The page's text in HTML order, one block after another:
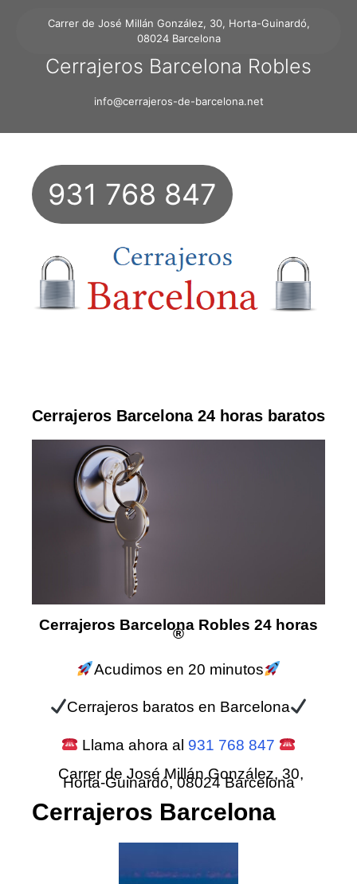
Carrer de José Millán González, 30, Horta-Guinardó,
08024 Barcelona
Cerrajeros Barcelona Robles
info@cerrajeros-de-barcelona.net
931 768 847
Cerrajeros Barcelona 24 horas baratos
Cerrajeros Barcelona Robles 24 horas
®
Acudimos en 20 minutos
Cerrajeros baratos en Barcelona
Llama ahora al 931 768 847
Carrer de José Millán González, 30,
Horta-Guinardó, 08024 Barcelona
Cerrajeros Barcelona